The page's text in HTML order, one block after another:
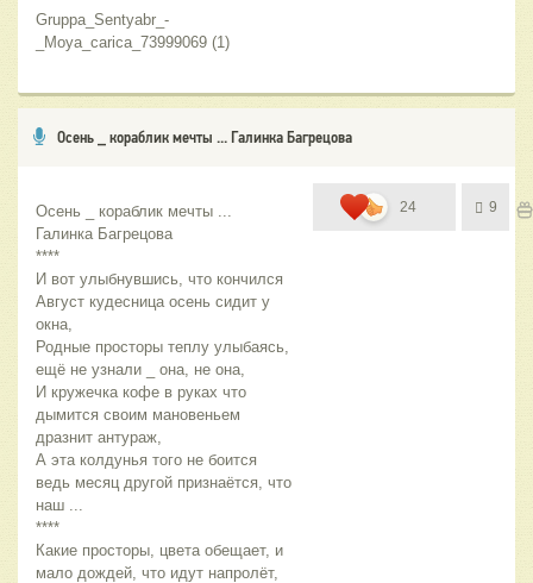
Gruppa_Sentyabr_-
_Moya_carica_73999069 (1)
Осень _ кораблик мечты ... Галинка Багрецова
Осень _ кораблик мечты ...
Галинка Багрецова
****
И вот улыбнувшись, что кончился
Август кудесница осень сидит у
окна,
Родные просторы теплу улыбаясь,
ещё не узнали _ она, не она,
И кружечка кофе в руках что
дымится своим мановеньем
дразнит антураж,
А эта колдунья того не боится
ведь месяц другой признаётся, что
наш ...
****
Какие просторы, цвета обещает, и
мало дождей, что идут напролёт,
24 9